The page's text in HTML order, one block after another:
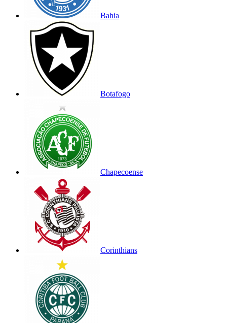
Bahia
Botafogo
Chapecoense
Corinthians